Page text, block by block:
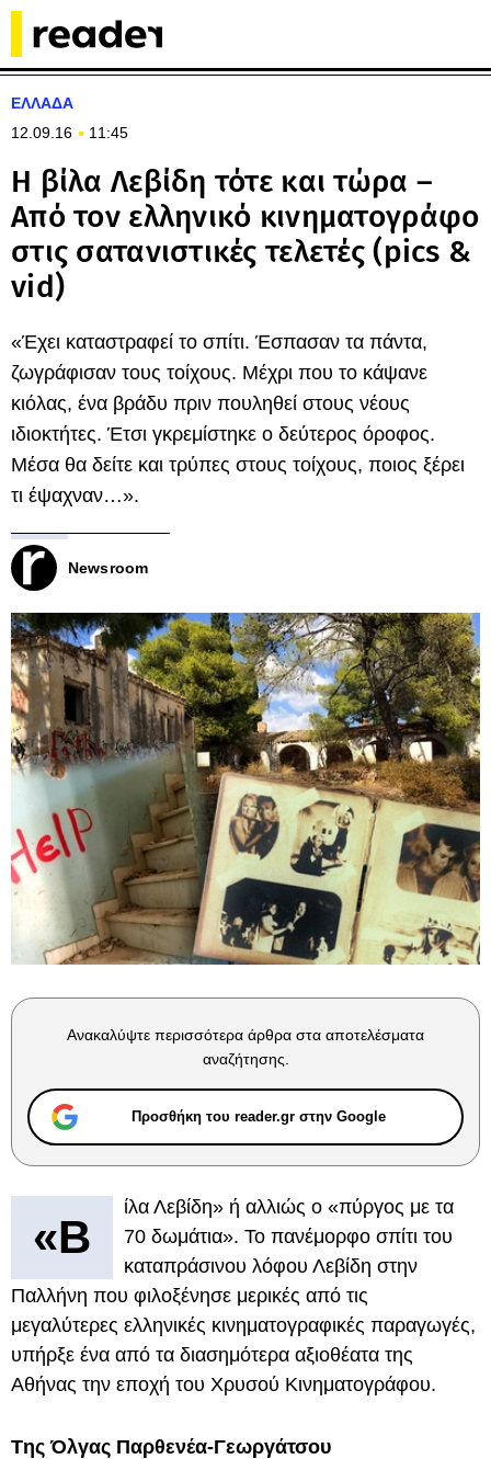
ΕΛΛΑΔΑ
12.09.16
11:45
Η βίλα Λεβίδη τότε και τώρα –
Από τον ελληνικό κινηματογράφο
στις σατανιστικές τελετές (pics &
vid)
«Έχει καταστραφεί το σπίτι. Έσπασαν τα πάντα,
ζωγράφισαν τους τοίχους. Μέχρι που το κάψανε
κιόλας, ένα βράδυ πριν πουληθεί στους νέους
ιδιοκτήτες. Έτσι γκρεμίστηκε ο δεύτερος όροφος.
Μέσα θα δείτε και τρύπες στους τοίχους, ποιος ξέρει
τι έψαχναν…».
Newsroom
Ανακαλύψτε περισσότερα άρθρα στα αποτελέσματα
αναζήτησης.
Προσθήκη του reader.gr στην Google
«Β
ίλα Λεβίδη» ή αλλιώς ο «πύργος με τα
70 δωμάτια». Το πανέμορφο σπίτι του
καταπράσινου λόφου Λεβίδη στην
Παλλήνη που φιλοξένησε μερικές από τις
μεγαλύτερες ελληνικές κινηματογραφικές παραγωγές,
υπήρξε ένα από τα διασημότερα αξιοθέατα της
Αθήνας την εποχή του Χρυσού Κινηματογράφου.
Tης Όλγας Παρθενέα-Γεωργάτσου